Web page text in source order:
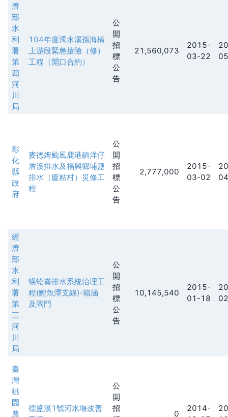
濟
部
水
利
署
第
四
河
川
局
104年度濁水溪孫海橋
上游段緊急搶險（修）
工程（開口合約）
公
開
招
標
公
告
21,560,073
2015-
03-22
彰
化
縣
政
府
麥德姆颱風鹿港鎮洋仔
厝溪排水及福興鄉埔鹽
排水（廈粘村）災修工
程
公
開
招
標
公
告
2,777,000
2015-
03-02
經
濟
部
水
利
署
第
三
河
川
局
蜈蚣崙排水系統治理工
程(鯉魚潭支線)-箱涵
及閘門
公
開
招
標
公
告
10,145,540
2015-
01-18
臺
灣
桃
園
農
德盛溪1號河水堰改善
公
開
招
0
2014-